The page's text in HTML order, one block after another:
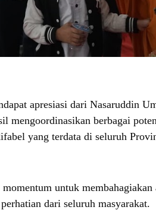
apresiasi dari Nasaruddin
mengoordinasikan berbagai
yang terdata di seluruh
untuk
dari seluruh masyarakat.